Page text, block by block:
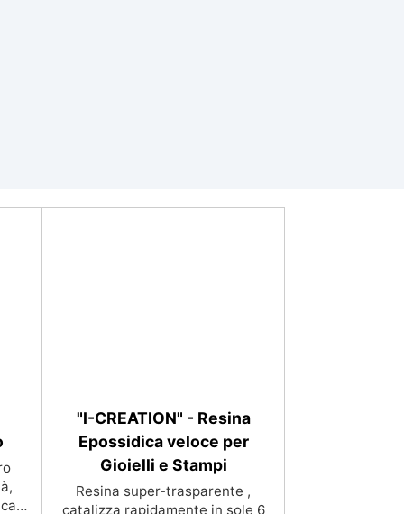
"I-CREATION" - Resina
Epossidica veloce per
Gioielli e Stampi
Resina super-trasparente ,
catalizza rapidamente in sole 6